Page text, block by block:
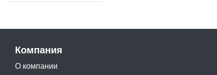
Компания
О компании